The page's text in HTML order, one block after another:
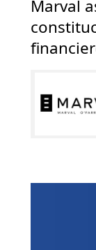
Marval